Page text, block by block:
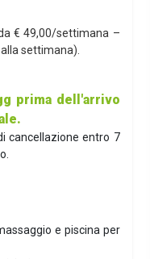
€ 49,00/settimana –
settimana).
prima dell'arrivo
cancellazione entro 7
e piscina per